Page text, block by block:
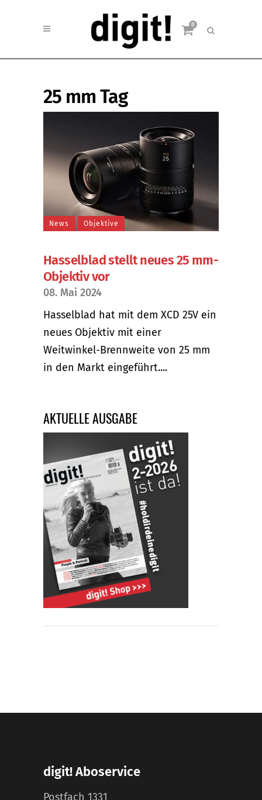
0
25 mm Tag
News Objektive
Hasselblad stellt neues 25 mm-
Objektiv vor
08. Mai 2024
Hasselblad hat mit dem XCD 25V ein
neues Objektiv mit einer
Weitwinkel-Brennweite von 25 mm
in den Markt eingeführt....
AKTUELLE AUSGABE
digit! Aboservice
Postfach 1331